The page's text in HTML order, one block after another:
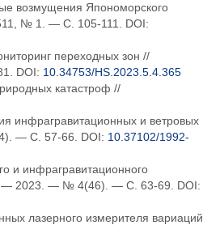
возмущения Япономорского
№ 1. — С. 105-111. DOI:
переходных зон //
DOI: 10.34753/HS.2023.5.4.365
катастроф //
инфрагравитационных и ветровых
— С. 57-66. DOI: 10.37102/1992-
и инфрагравитационного
— 2023. — № 4(46). — С. 63-69. DOI:
лазерного измерителя вариаций